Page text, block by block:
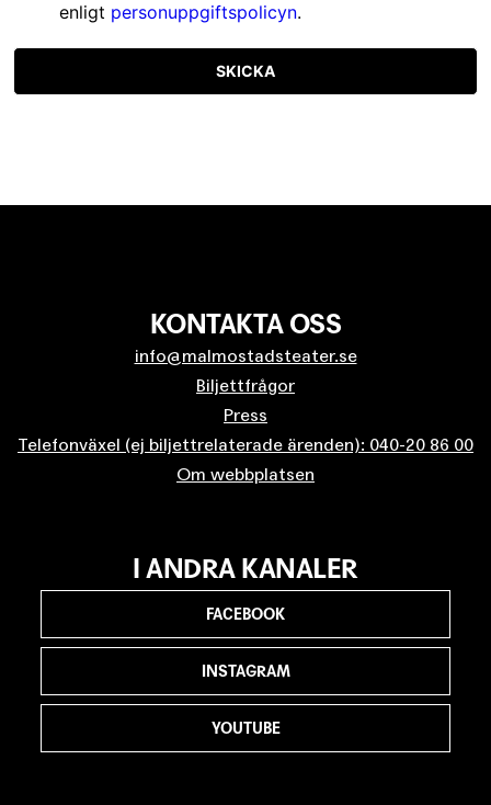
enligt personuppgiftspolicyn.
SKICKA
KONTAKTA OSS
info@malmostadsteater.se
Biljettfrågor
Press
Telefonväxel (ej biljettrelaterade ärenden): 040-20 86 00
Om webbplatsen
I ANDRA KANALER
FACEBOOK
INSTAGRAM
YOUTUBE